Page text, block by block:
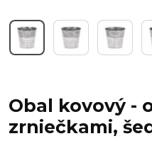
Obal kovový -
zrniečkami,